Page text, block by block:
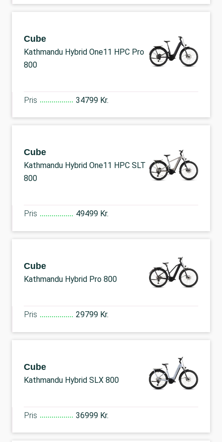
Cube
Kathmandu Hybrid One11 HPC Pro
800
Pris 34799 Kr.
Cube
Kathmandu Hybrid One11 HPC SLT
800
Pris 49499 Kr.
Cube
Kathmandu Hybrid Pro 800
Pris 29799 Kr.
Cube
Kathmandu Hybrid SLX 800
Pris 36999 Kr.